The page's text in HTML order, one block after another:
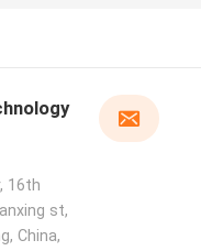
16th
st,
China,